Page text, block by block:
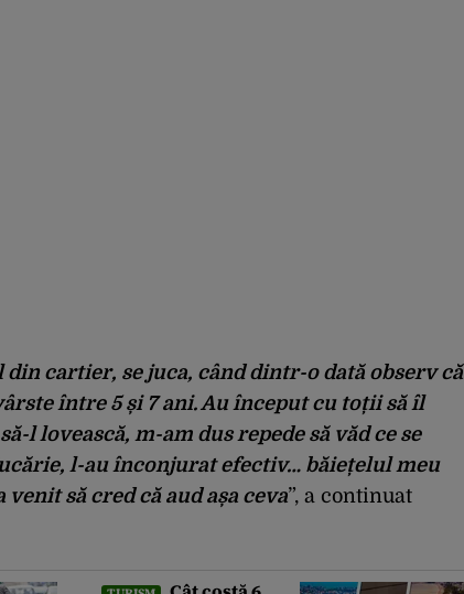
cartier, se juca, când dintr-o dată observ că
între 5 și 7 ani. Au început cu toții să îl
l lovească, m-am dus repede să văd ce se
l-au înconjurat efectiv… băiețelul meu
să cred că aud așa ceva”, a continuat